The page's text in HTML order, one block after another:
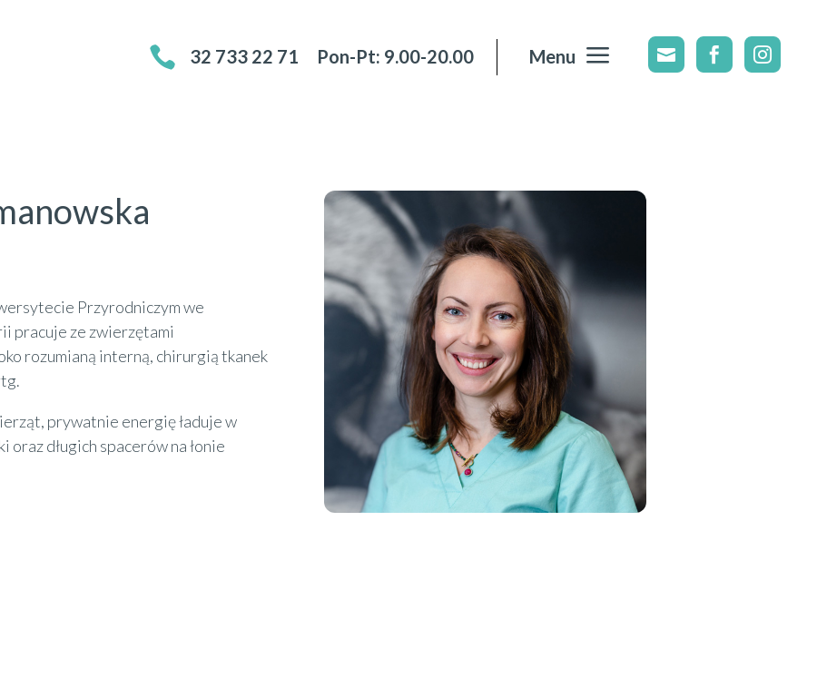
 32 733 22 71 Pon-Pt: 9.00-20.00 Menu a   
Przyrodniczym we
pracuje ze zwierzętami
rozumianą interną, chirurgią tkanek
prywatnie energię ładuje w
oraz długich spacerów na łonie